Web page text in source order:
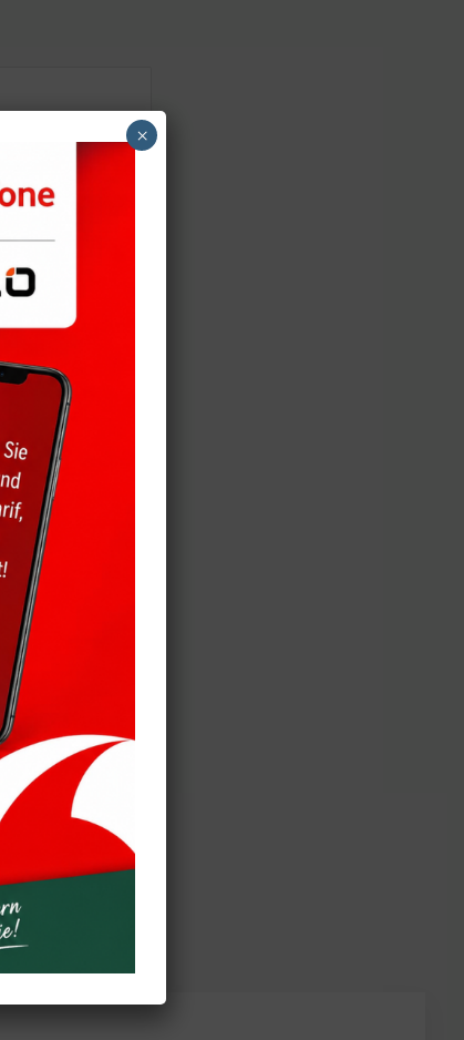
dafür
in der
×